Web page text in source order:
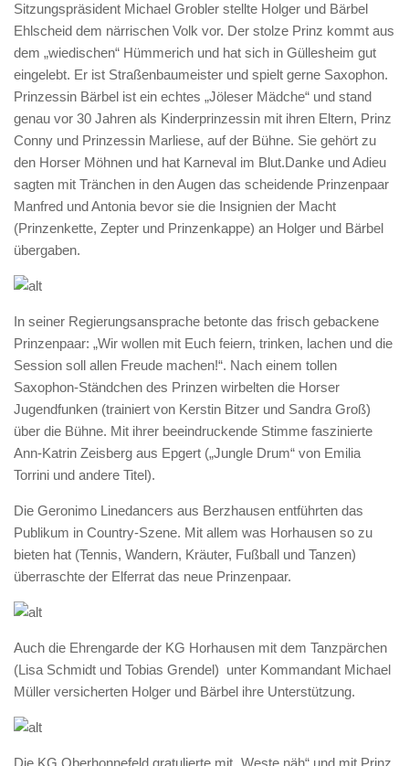
Sitzungspräsident Michael Grobler stellte Holger und Bärbel
Ehlscheid dem närrischen Volk vor. Der stolze Prinz kommt aus
dem „wiedischen“ Hümmerich und hat sich in Güllesheim gut
eingelebt. Er ist Straßenbaumeister und spielt gerne Saxophon.
Prinzessin Bärbel ist ein echtes „Jöleser Mädche“ und stand
genau vor 30 Jahren als Kinderprinzessin mit ihren Eltern, Prinz
Conny und Prinzessin Marliese, auf der Bühne. Sie gehört zu
den Horser Möhnen und hat Karneval im Blut.Danke und Adieu
sagten mit Tränchen in den Augen das scheidende Prinzenpaar
Manfred und Antonia bevor sie die Insignien der Macht
(Prinzenkette, Zepter und Prinzenkappe) an Holger und Bärbel
übergaben.
In seiner Regierungsansprache betonte das frisch gebackene
Prinzenpaar: „Wir wollen mit Euch feiern, trinken, lachen und die
Session soll allen Freude machen!“. Nach einem tollen
Saxophon-Ständchen des Prinzen wirbelten die Horser
Jugendfunken (trainiert von Kerstin Bitzer und Sandra Groß)
über die Bühne. Mit ihrer beeindruckende Stimme faszinierte
Ann-Katrin Zeisberg aus Epgert („Jungle Drum“ von Emilia
Torrini und andere Titel).
Die Geronimo Linedancers aus Berzhausen entführten das
Publikum in Country-Szene. Mit allem was Horhausen so zu
bieten hat (Tennis, Wandern, Kräuter, Fußball und Tanzen)
überraschte der Elferrat das neue Prinzenpaar.
Auch die Ehrengarde der KG Horhausen mit dem Tanzpärchen
(Lisa Schmidt und Tobias Grendel) unter Kommandant Michael
Müller versicherten Holger und Bärbel ihre Unterstützung.
Die KG Oberhonnefeld gratulierte mit „Weste näh“ und mit Prinz